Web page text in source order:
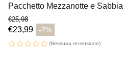
Pacchetto Mezzanotte e Sabbia
€23,99 -7%
Prezzo di vendita
Prezzo normale
€25,98
(Nessuna recensione)